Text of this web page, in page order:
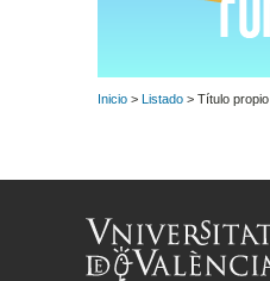
Inicio > Listado > Título propio